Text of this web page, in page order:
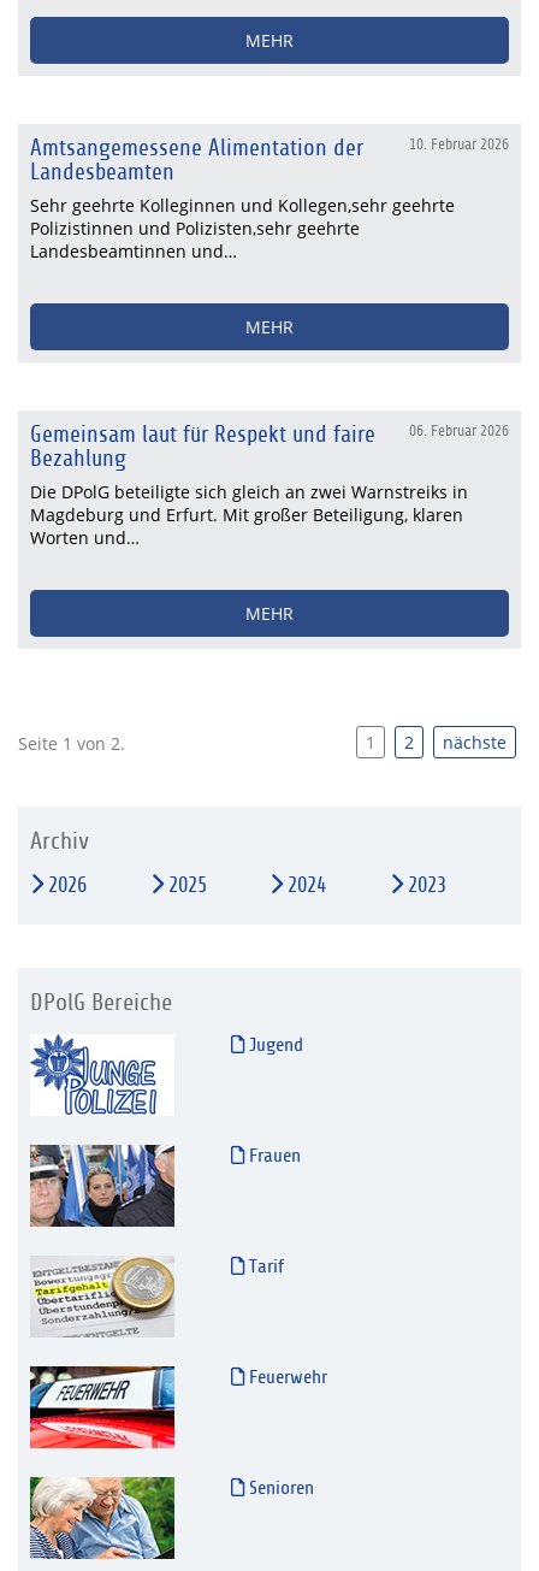
MEHR
10. Februar 2026
Amtsangemessene Alimentation der
Landesbeamten
Sehr geehrte Kolleginnen und Kollegen,sehr geehrte
Polizistinnen und Polizisten,sehr geehrte
Landesbeamtinnen und…
MEHR
06. Februar 2026
Gemeinsam laut für Respekt und faire
Bezahlung
Die DPolG beteiligte sich gleich an zwei Warnstreiks in
Magdeburg und Erfurt. Mit großer Beteiligung, klaren
Worten und…
MEHR
Seite 1 von 2. 1 2 nächste
Archiv
2026 2025 2024 2023
DPolG Bereiche
Jugend
Frauen
Tarif
Feuerwehr
Senioren